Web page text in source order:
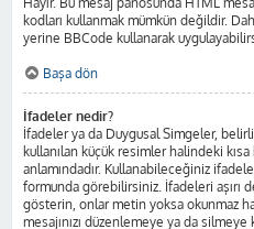
kodları kullanmak mümkün değildir.
yerine BBCode kullanarak
Başa dön
İfadeler nedir?
İfadeler ya da Duygusal Simgeler,
kullanılan küçük resimler halindeki
anlamındadır. Kullanabileceğiniz
formunda görebilirsiniz. İfadeleri aşırı
gösterin, onlar metin yoksa okunmaz
mesajınızı düzenlemeye ya da